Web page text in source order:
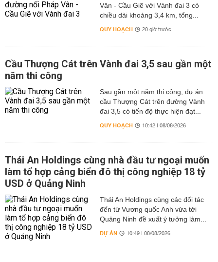
Vân - Cầu Giẽ với Vành đai 3 có
chiều dài khoảng 3,4 km, tổng...
QUY HOẠCH 20 giờ trước
Cầu Thượng Cát trên Vành đai 3,5 sau gần một
năm thi công
Sau gần một năm thi công, dự án
cầu Thượng Cát trên đường Vành
đai 3,5 có tiến độ thực hiện đạt...
QUY HOẠCH 10:42 | 08/08/2026
Thái An Holdings cùng nhà đầu tư ngoại muốn
làm tổ hợp cảng biển đô thị công nghiệp 18 tỷ
USD ở Quảng Ninh
Thái An Holdings cùng các đối tác
đến từ Vương quốc Anh vừa tới
Quảng Ninh đề xuất ý tưởng làm...
DỰ ÁN 10:49 | 08/08/2026